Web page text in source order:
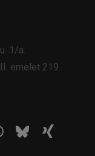
1/a.
emelet 219.